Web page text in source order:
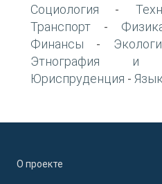
Социология -
Транспорт -
Финансы -
Этнография и
Юриспруденция -
О проекте